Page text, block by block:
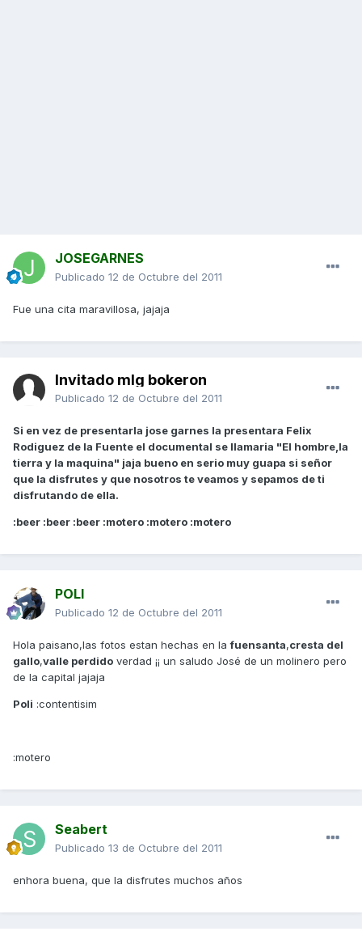
JOSEGARNES
Publicado 12 de Octubre del 2011
Fue una cita maravillosa, jajaja
Invitado mlg bokeron
Publicado 12 de Octubre del 2011
Si en vez de presentarla jose garnes la presentara Felix
Rodiguez de la Fuente el documental se llamaria "El hombre,la
tierra y la maquina" jaja bueno en serio muy guapa si señor
que la disfrutes y que nosotros te veamos y sepamos de ti
disfrutando de ella.
:beer :beer :beer :motero :motero :motero
POLI
Publicado 12 de Octubre del 2011
Hola paisano,las fotos estan hechas en lafuensanta,cresta del
gallo,valle perdido verdad ¡¡ un saludo José de un molinero pero
de la capital jajaja
Poli :contentisim
:motero
Seabert
Publicado 13 de Octubre del 2011
enhora buena, que la disfrutes muchos años